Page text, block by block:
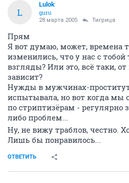
L
Lulok
guru
28 марта 2005 Тигрица
Прям
Я вот думаю, может, времена
изменились, что у нас с тобой
взгляды? Или это, всё таки,
зависит?
Нужды в мужчинах-
испытывала, но вот когда мы
по стриптизёрам - регулярно
либо проблем...
Ну, не вижу траблов, честно.
Лишь бы понравилось...
ОТВЕТИТЬ